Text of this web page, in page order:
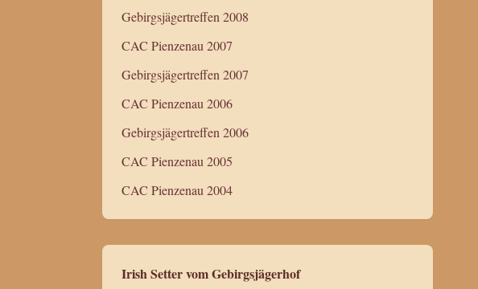
Gebirgsjägertreffen 2008
CAC Pienzenau 2007
Gebirgsjägertreffen 2007
CAC Pienzenau 2006
Gebirgsjägertreffen 2006
CAC Pienzenau 2005
CAC Pienzenau 2004
Irish Setter vom Gebirgsjägerhof